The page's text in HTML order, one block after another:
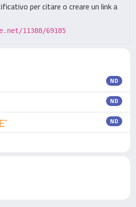
per citare o creare un link a
11388/69185
ND
ND
ND